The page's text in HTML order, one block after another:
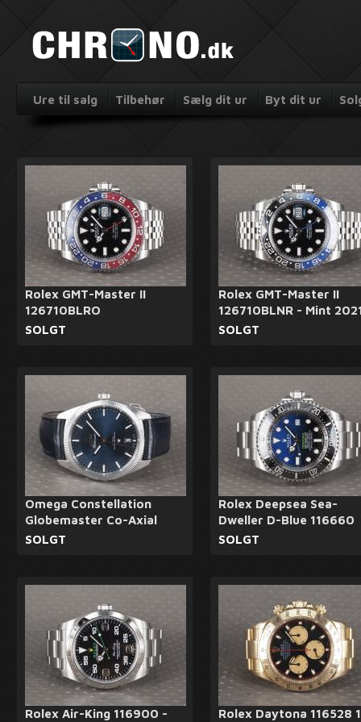
Ure til salg Tilbehør Sælg dit ur Byt dit ur
Rolex GMT-Master II
126710BLRO
SOLGT
Rolex GMT-Master II
126710BLNR - Mint
SOLGT
Omega Constellation
Globemaster Co-Axial
SOLGT
Rolex Deepsea Sea-
Dweller D-Blue 116660
SOLGT
Rolex Air-King 116900 -
Rolex Daytona 116528